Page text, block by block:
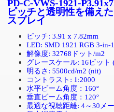
PD-C-VWS-1921-
ピッチと透明性を備え
スプレイ
ピッチ: 3.91 x 7.82mm
LED: SMD 1921 RGB 3-in-
解像度: 32768 ドット/m2
グレースケール: 16ビット
明るさ : 5500cd/m2 (nit)
コントラスト : 1:2000
水平ビーム角度： 160°
垂直ビーム角度： 120°
最適な視聴距離: 4～30 メ